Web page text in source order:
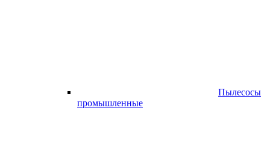
Пылесосы
промышленные